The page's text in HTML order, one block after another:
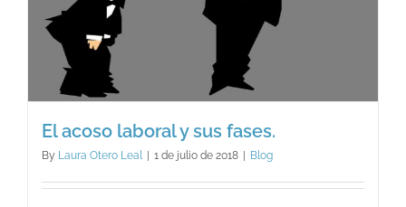
El acoso laboral y sus fases.
By Laura Otero Leal 1 de julio de 2018 Blog